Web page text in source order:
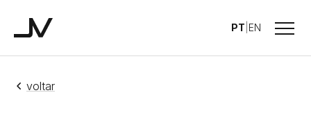
Studio JV
PT EN Menu
voltar